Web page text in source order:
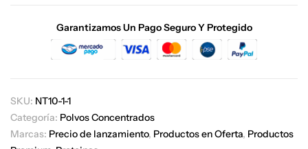
Garantizamos Un Pago Seguro Y Protegido
SKU: NT10-1-1
Categoría: Polvos Concentrados
Marcas: Precio de lanzamiento, Productos en Oferta, Productos